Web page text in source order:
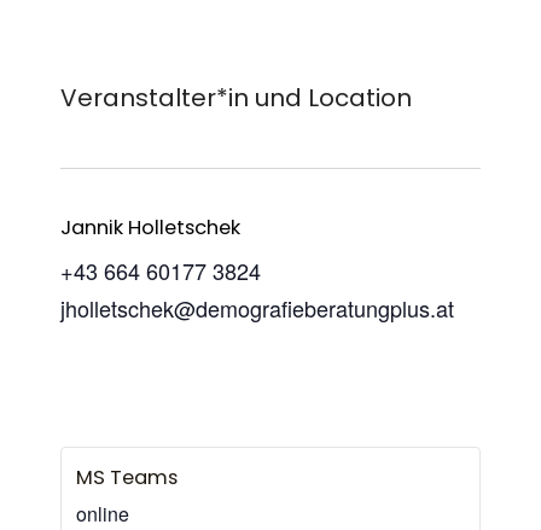
Veranstalter*in und Location
Jannik Holletschek
+43 664 60177 3824
jholletschek@demografieberatungplus.at
MS Teams
online